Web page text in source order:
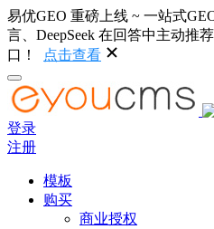
易优GEO 重磅上线 ~ 一站式
言、DeepSeek 在回答中主动推
口！
点击查看
登录
注册
模板
购买
商业授权